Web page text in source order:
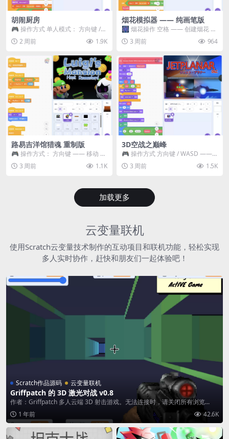
胡闹厨房
🎮 操作方式 单人模式： 方向键 /
WASD —— 移动 Z / K —— 抓...
2 周前 1.9K
烟花模拟器 —— 纯画笔版
🎆 烟花操作 空格 —— 创建烟花 1
~ 3 —— 切换烟花类型 普通烟花
嘶...3 周前 964
路易吉洋馆猎魂 重制版
🎮 操作方式： 方向键 —— 移动 &
跳跃 空格 —— 打开宝箱 将你...
3 周前 1.1K
3D空战之巅峰
🎮 操作方式 方向键 / WASD ——
移动 Z / K —— 射击 / 攻击...
3 周前 1.5K
加载更多
云变量联机
使用Scratch云变量技术制作的互动项目和联机功能，轻松实现
多人实时协作，赶快和朋友们一起体验吧！
Scratch作品源码 云变量联机
Griffpatch 的 3D 激光对战 v0.8
作者：Griffpatch 多人云端 3D 射击游戏。无法连接时，请关闭所有浏览...
1 年前
42.6K